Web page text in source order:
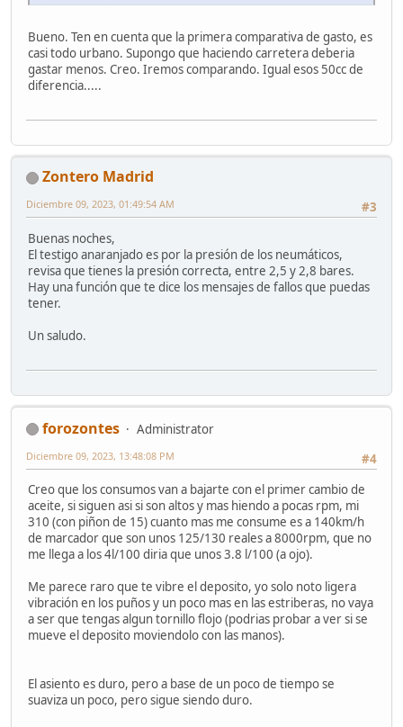
Bueno. Ten en cuenta que la primera comparativa de gasto, es
casi todo urbano. Supongo que haciendo carretera deberia
gastar menos. Creo. Iremos comparando. Igual esos 50cc de
diferencia.....
Zontero Madrid
#3
Diciembre 09, 2023, 01:49:54 AM
Buenas noches,
El testigo anaranjado es por la presión de los neumáticos,
revisa que tienes la presión correcta, entre 2,5 y 2,8 bares.
Hay una función que te dice los mensajes de fallos que puedas
tener.
Un saludo.
forozontes
Administrator
#4
Diciembre 09, 2023, 13:48:08 PM
Creo que los consumos van a bajarte con el primer cambio de
aceite, si siguen asi si son altos y mas hiendo a pocas rpm, mi
310 (con piñon de 15) cuanto mas me consume es a 140km/h
de marcador que son unos 125/130 reales a 8000rpm, que no
me llega a los 4l/100 diria que unos 3.8 l/100 (a ojo).
Me parece raro que te vibre el deposito, yo solo noto ligera
vibración en los puños y un poco mas en las estriberas, no vaya
a ser que tengas algun tornillo flojo (podrias probar a ver si se
mueve el deposito moviendolo con las manos).
El asiento es duro, pero a base de un poco de tiempo se
suaviza un poco, pero sigue siendo duro.